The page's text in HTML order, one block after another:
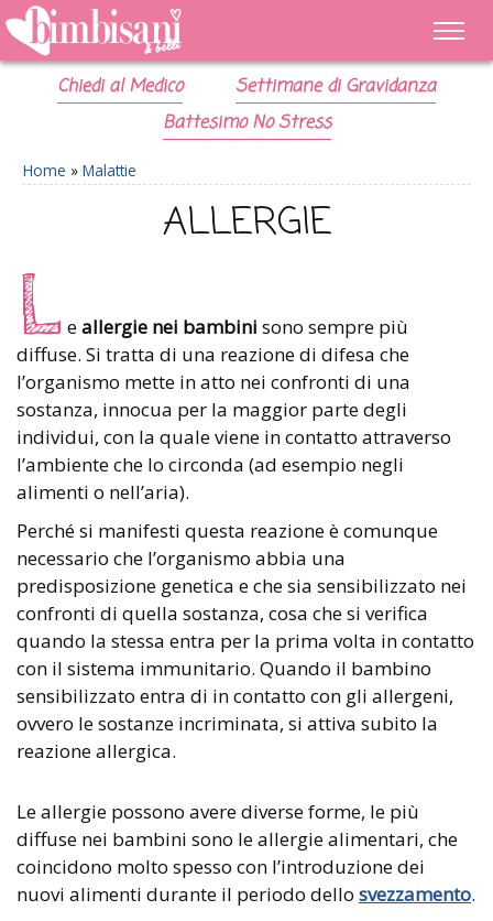
Chiedi al Medico
Settimane di Gravidanza
Battesimo No Stress
Home » Malattie
ALLERGIE
L eallergie nei bambini sono sempre più
diffuse. Si tratta di una reazione di difesa che
l’organismo mette in atto nei confronti di una
sostanza, innocua per la maggior parte degli
individui, con la quale viene in contatto attraverso
l’ambiente che lo circonda (ad esempio negli
alimenti o nell’aria).
Perché si manifesti questa reazione è comunque
necessario che l’organismo abbia una
predisposizione genetica e che sia sensibilizzato nei
confronti di quella sostanza, cosa che si verifica
quando la stessa entra per la prima volta in contatto
con il sistema immunitario. Quando il bambino
sensibilizzato entra di in contatto con gli allergeni,
ovvero le sostanze incriminata, si attiva subito la
reazione allergica.
Le allergie possono avere diverse forme, le più
diffuse nei bambini sono le allergie alimentari, che
coincidono molto spesso con l’introduzione dei
nuovi alimenti durante il periodo dello svezzamento.